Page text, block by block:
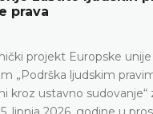
prava
projekt Europske
„Podrška ljudskim
kroz ustavno sudovanje“